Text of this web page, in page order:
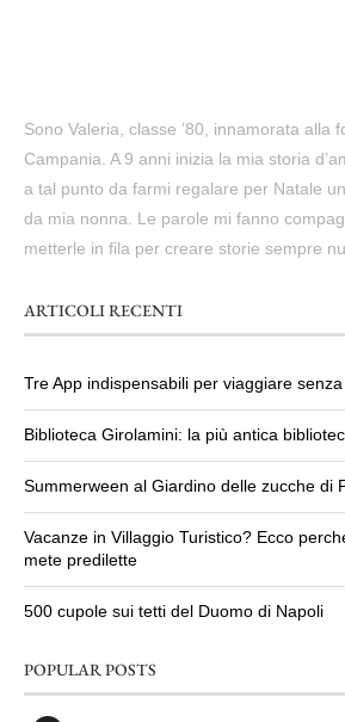
Sono Valeria, classe ’80, innamorata alla
Campania. A 9 anni inizia la mia storia
a tal punto da farmi regalare per Natale
da mia nonna. Le parole mi fanno
metterle in fila per creare storie sempre
ARTICOLI RECENTI
Tre App indispensabili per viaggiare
Biblioteca Girolamini: la più antica
Summerween al Giardino delle zucche di
Vacanze in Villaggio Turistico? Ecco
mete predilette
500 cupole sui tetti del Duomo di Napoli
POPULAR POSTS